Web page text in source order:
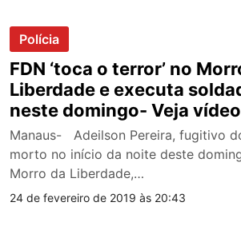
Polícia
FDN ‘toca o terror’ no
Liberdade e executa
neste domingo- Veja vídeo
Manaus- Adeilson Pereira, fugitivo
morto no início da noite deste
Morro da Liberdade,…
24 de fevereiro de 2019 às 20:43